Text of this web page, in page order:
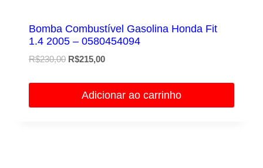
Bomba Combustível Gasolina Honda Fit
1.4 2005 – 0580454094
R$230,00 O
era:
R$215,00O
é:
Adicionar ao carrinho